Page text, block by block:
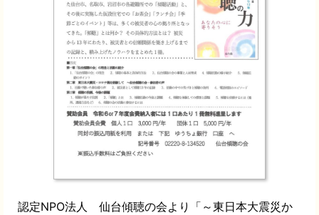
認定NPO法人 仙台傾聴の会より「～東日本大震災か